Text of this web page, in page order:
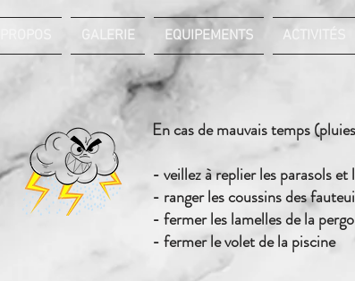
GALERIE EQUIPEMENTS ACTIVITÉS
En cas de mauvais temps
- veillez à replier les parasols
- ranger les coussins des
- fermer les lamelles de la
- fermer le volet de la piscine